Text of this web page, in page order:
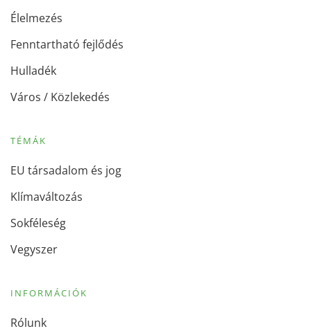
Élelmezés
Fenntartható fejlődés
Hulladék
Város / Közlekedés
TÉMÁK
EU társadalom és jog
Klímaváltozás
Sokféleség
Vegyszer
INFORMÁCIÓK
Rólunk